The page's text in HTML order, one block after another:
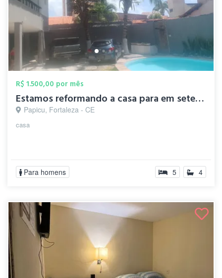
R$ 1.500,00 por mês
Estamos reformando a casa para em setemb...
Papicu, Fortaleza - CE
casa
Para homens 5 4